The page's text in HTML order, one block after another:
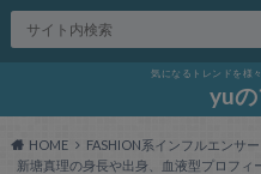
気になるトレンドを様
yu
HOME
FASHION系インフルエンサー
新塘真理の身長や出身、血液型プロフィ